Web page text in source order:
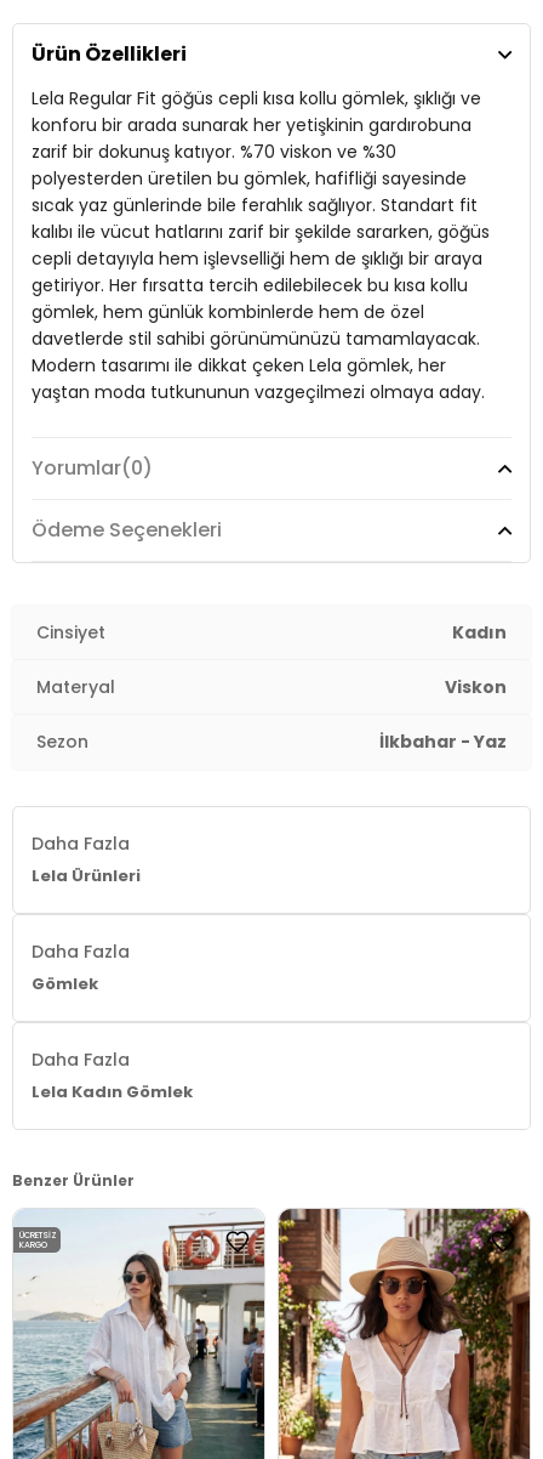
Model:Gömlek
Materyal:%70 Viskon, %30 Polyester
Kumaş Tipi: Belirtilmemiş
Boy:Standart
Kalıp Bilgisi:Standart Fit
Yaş Grubu: Yetişkin
Menşei:Türkiye
2DY6779324.07
Ürün Özellikleri
Lela Regular Fit göğüs cepli kısa kollu gömlek, şıklığı ve
konforu bir arada sunarak her yetişkinin gardırobuna
zarif bir dokunuş katıyor. %70 viskon ve %30
polyesterden üretilen bu gömlek, hafifliği sayesinde
sıcak yaz günlerinde bile ferahlık sağlıyor. Standart fit
kalıbı ile vücut hatlarını zarif bir şekilde sararken, göğüs
cepli detayıyla hem işlevselliği hem de şıklığı bir araya
getiriyor. Her fırsatta tercih edilebilecek bu kısa kollu
gömlek, hem günlük kombinlerde hem de özel
davetlerde stil sahibi görünümünüzü tamamlayacak.
Modern tasarımı ile dikkat çeken Lela gömlek, her
yaştan moda tutkununun vazgeçilmezi olmaya aday.
Model:Gömlek
Materyal:%70 Viskon, %30 Polyester
Boy:Standart
Kalıp Bilgisi:
Yaş Grubu:
Yorumlar(0)
Ödeme Seçenekleri
Cinsiyet Kadın
Materyal Viskon
Sezon İlkbahar - Yaz
Daha Fazla
Lela Ürünleri
Daha Fazla
Gömlek
Daha Fazla
Lela Kadın Gömlek
Benzer Ürünler
ÜCRETSIZ
KARGO